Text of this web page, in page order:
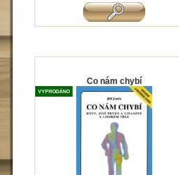
Co nám chybí
VYPRODÁNO